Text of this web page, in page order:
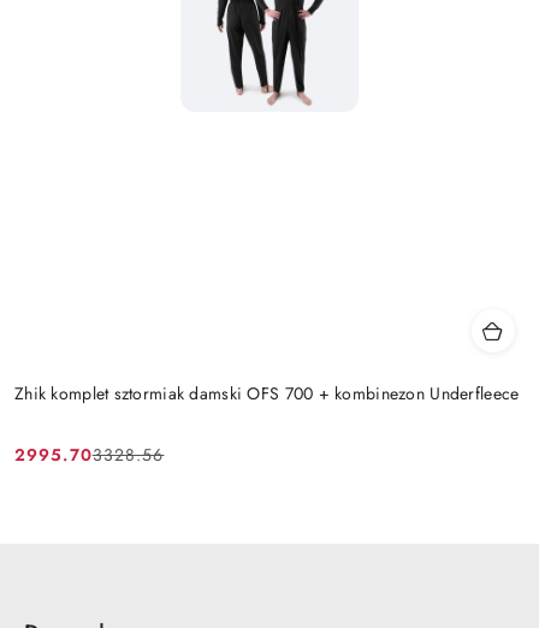
Zhik komplet sztormiak damski OFS 700 + kombinezon Underfleece
Cena
2995.70
Cena
3328.56